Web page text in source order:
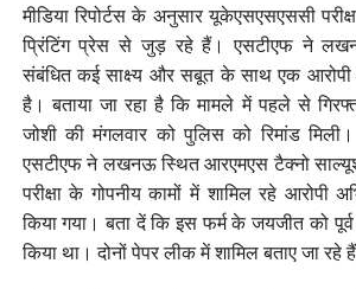
मीडिया रिपोर्टस के अनुसार यूकेएसएसएससी
प्रिंटिंग प्रेस से जुड़ रहे हैं। एसटीएफ ने
संबंधित कई साक्ष्य और सबूत के साथ एक आरोपी
है। बताया जा रहा है कि मामले में पहले से
जोशी की मंगलवार को पुलिस को रिमांड
एसटीएफ ने लखनऊ स्थित आरएमएस टैक्नो
परीक्षा के गोपनीय कामों में शामिल रहे आरोपी
किया गया। बता दें कि इस फर्म के जयजीत को
किया था। दोनों पेपर लीक में शामिल बताए जा रहे